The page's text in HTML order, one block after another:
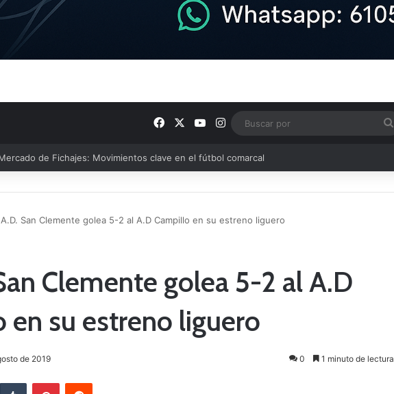
FacebookYouTube
Instagram
CB Villarrobledo y el CB Criptana continúan perfilando sus plantillas
A.D. San Clemente golea 5-2 al A.D Campillo en su estreno liguero
Clemente golea 5-2 al A.D
en su estreno liguero
de 2019 0 1 minuto de lectura